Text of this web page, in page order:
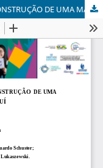
ESTUDO DE GEOMETRIA ATRAVÉS DA CONSTRUÇÃO DE UMA MAQUETE DA ESCOLA IJUÍ